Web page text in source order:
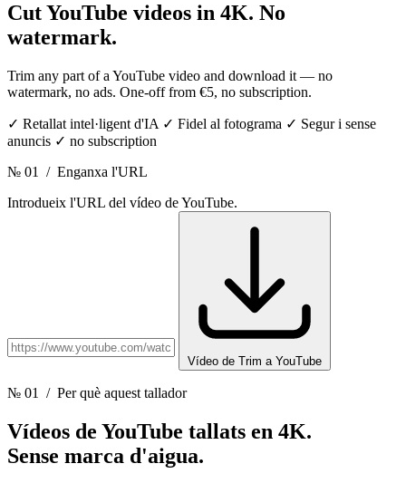
Cut YouTube videos in 4K. No
watermark.
Trim any part of a YouTube video and download it — no
watermark, no ads. One-off from €5, no subscription.
✓ Retallat intel·ligent d'IA ✓ Fidel al fotograma ✓ Segur i sense
anuncis ✓ no subscription
№ 01
/ Enganxa l'URL
Introdueix l'URL del vídeo de YouTube.
Vídeo de Trim a YouTube
№ 01 / Per què aquest tallador
Vídeos de YouTube tallats en 4K.
Sense marca d'aigua.